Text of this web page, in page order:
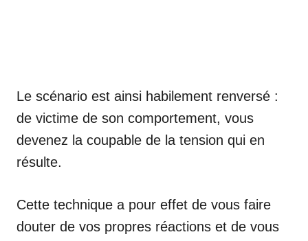
Le scénario est ainsi habilement renversé :
de victime de son comportement, vous
devenez la coupable de la tension qui en
résulte.
Cette technique a pour effet de vous faire
douter de vos propres réactions et de vous